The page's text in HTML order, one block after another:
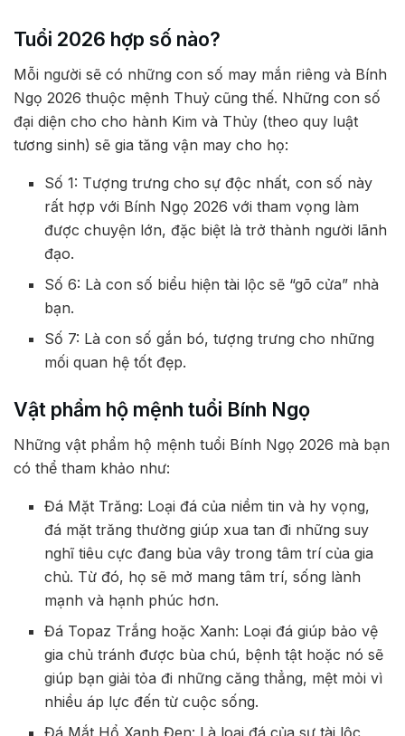
Tuổi 2026 hợp số nào?
Mỗi người sẽ có những con số may mắn riêng và Bính
Ngọ 2026 thuộc mệnh Thuỷ cũng thế. Những con số
đại diện cho cho hành Kim và Thủy (theo quy luật
tương sinh) sẽ gia tăng vận may cho họ:
Số 1: Tượng trưng cho sự độc nhất, con số này
rất hợp với Bính Ngọ 2026 với tham vọng làm
được chuyện lớn, đặc biệt là trở thành người lãnh
đạo.
Số 6: Là con số biểu hiện tài lộc sẽ “gõ cửa” nhà
bạn.
Số 7: Là con số gắn bó, tượng trưng cho những
mối quan hệ tốt đẹp.
Vật phẩm hộ mệnh tuổi Bính Ngọ
Những vật phẩm hộ mệnh tuổi Bính Ngọ 2026 mà bạn
có thể tham khảo như:
Đá Mặt Trăng: Loại đá của niềm tin và hy vọng,
đá mặt trăng thường giúp xua tan đi những suy
nghĩ tiêu cực đang bủa vây trong tâm trí của gia
chủ. Từ đó, họ sẽ mở mang tâm trí, sống lành
mạnh và hạnh phúc hơn.
Đá Topaz Trắng hoặc Xanh: Loại đá giúp bảo vệ
gia chủ tránh được bùa chú, bệnh tật hoặc nó sẽ
giúp bạn giải tỏa đi những căng thẳng, mệt mỏi vì
nhiều áp lực đến từ cuộc sống.
Đá Mắt Hổ Xanh Đen: Là loại đá của sự tài lộc,